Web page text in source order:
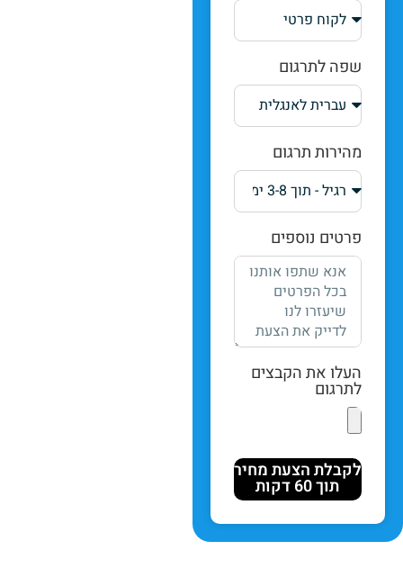
שפה לתרגום
מהירות תרגום
פרטים נוספים
העלו את הקבצים
לתרגום
לקבלת הצעת מחיר
תוך 60 דקות